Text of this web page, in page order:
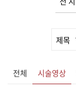
전체 시술영상